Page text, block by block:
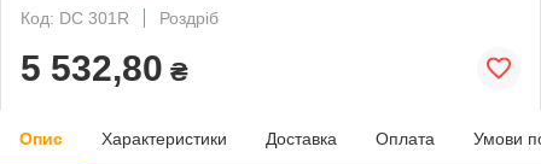
Код: DC 301R
Роздріб
5 532,80 ₴
Опис Характеристики Доставка Оплата Умови